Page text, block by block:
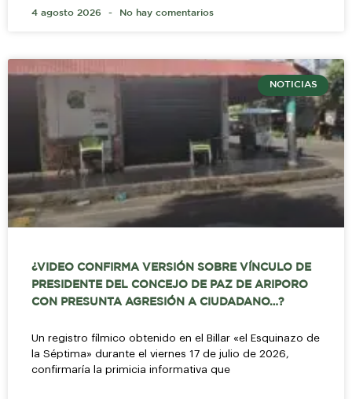
4 agosto 2026 No hay comentarios
NOTICIAS
¿VIDEO CONFIRMA VERSIÓN SOBRE VÍNCULO DE
PRESIDENTE DEL CONCEJO DE PAZ DE ARIPORO
CON PRESUNTA AGRESIÓN A CIUDADANO…?
Un registro fílmico obtenido en el Billar «el Esquinazo de
la Séptima» durante el viernes 17 de julio de 2026,
confirmaría la primicia informativa que